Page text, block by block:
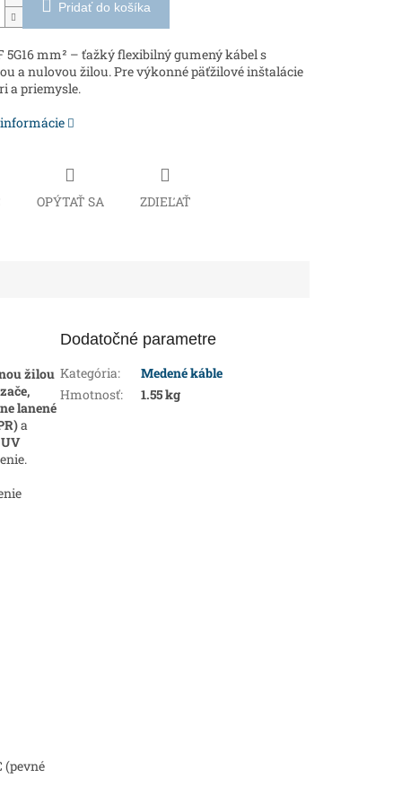
Pridať do košíka
5G16 mm² – ťažký flexibilný gumený kábel s
a nulovou žilou. Pre výkonné päťžilové inštalácie
a priemysle.
OPÝTAŤ SA ZDIEĽAŤ
žilou
lanené
a
(pevné
Dodatočné parametre
Kategória:
Medené káble
Hmotnosť: 1.55 kg